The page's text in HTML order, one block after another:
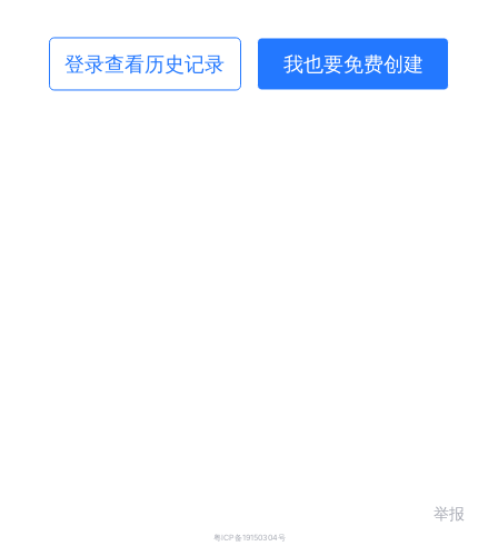
登录查看历史记录 我也要免费创建
粤ICP备19150304号
举报